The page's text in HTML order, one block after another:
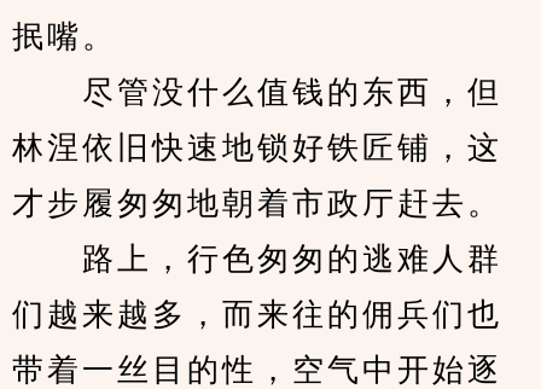
抿嘴。
尽管没什么值钱的东西，但
林涅依旧快速地锁好铁匠铺，这
才步履匆匆地朝着市政厅赶去。
路上，行色匆匆的逃难人群
们越来越多，而来往的佣兵们也
带着一丝目的性，空气中开始逐